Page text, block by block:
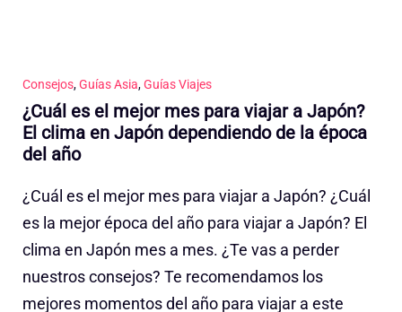
Consejos,Guías Asia,Guías Viajes
¿Cuál es el mejor mes para viajar a Japón?
El clima en Japón dependiendo de la época
del año
¿Cuál es el mejor mes para viajar a Japón? ¿Cuál
es la mejor época del año para viajar a Japón? El
clima en Japón mes a mes. ¿Te vas a perder
nuestros consejos? Te recomendamos los
mejores momentos del año para viajar a este